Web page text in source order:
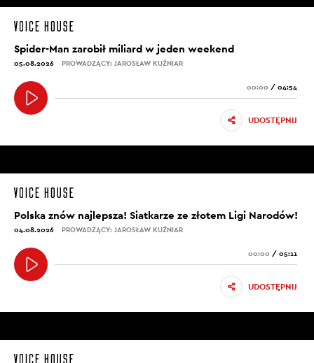
Spider-Man zarobił miliard w jeden weekend
05.08.2026 PROWADZĄCY: JAROSŁAW KUŹNIAR
00:00 / 04:54
UDOSTĘPNIJ
Polska znów najlepsza! Siatkarze ze złotem Ligi Narodów!
04.08.2026 PROWADZĄCY: JAROSŁAW KUŹNIAR
00:00 / 05:11
UDOSTĘPNIJ